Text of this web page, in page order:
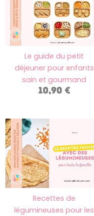
Le guide du petit
déjeuner pour enfants
sain et gourmand
10,90€
Recettes de
légumineuses pour les